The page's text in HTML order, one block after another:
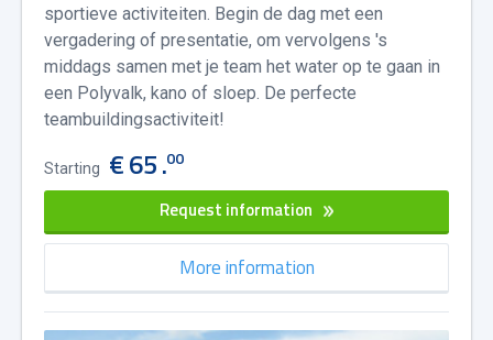
sportieve activiteiten. Begin de dag met een
vergadering of presentatie, om vervolgens 's
middags samen met je team het water op te gaan in
een Polyvalk, kano of sloep. De perfecte
teambuildingsactiviteit!
Starting € 65 .00
Request information
More information